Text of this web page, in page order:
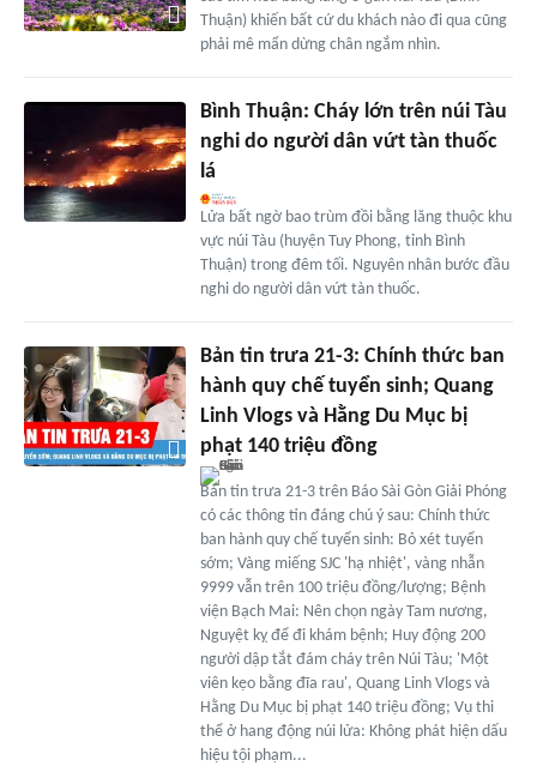
Thuận) khiến bất cứ du khách nào đi qua cũng
phải mê mẩn dừng chân ngắm nhìn.
Bình Thuận: Cháy lớn trên núi Tàu
nghi do người dân vứt tàn thuốc
lá
Lửa bất ngờ bao trùm đồi bằng lăng thuộc khu
vực núi Tàu (huyện Tuy Phong, tỉnh Bình
Thuận) trong đêm tối. Nguyên nhân bước đầu
nghi do người dân vứt tàn thuốc.
Bản tin trưa 21-3: Chính thức ban
hành quy chế tuyển sinh; Quang
Linh Vlogs và Hằng Du Mục bị
phạt 140 triệu đồng
Bản tin trưa 21-3 trên Báo Sài Gòn Giải Phóng
có các thông tin đáng chú ý sau: Chính thức
ban hành quy chế tuyển sinh: Bỏ xét tuyển
sớm; Vàng miếng SJC 'hạ nhiệt', vàng nhẫn
9999 vẫn trên 100 triệu đồng/lượng; Bệnh
viện Bạch Mai: Nên chọn ngày Tam nương,
Nguyệt kỵ để đi khám bệnh; Huy động 200
người dập tắt đám cháy trên Núi Tàu; 'Một
viên kẹo bằng đĩa rau', Quang Linh Vlogs và
Hằng Du Mục bị phạt 140 triệu đồng; Vụ thi
thể ở hang động núi lửa: Không phát hiện dấu
hiệu tội phạm...